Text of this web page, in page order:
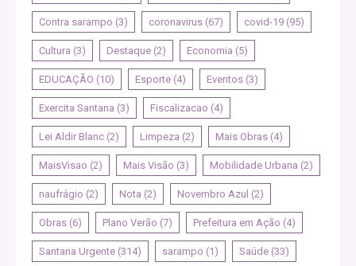
Contra sarampo (3) coronavirus (67) covid-19 (95)
Cultura (3) Destaque (2) Economia (5)
EDUCAÇÃO (10) Esporte (4) Eventos (3)
Exercita Santana (3) Fiscalizacao (4)
Lei Aldir Blanc (2) Limpeza (2) Mais Obras (4)
MaisVisao (2) Mais Visão (3) Mobilidade Urbana (2)
naufrágio (2) Nota (2) Novembro Azul (2)
Obras (6) Plano Verão (7) Prefeitura em Ação (4)
Santana Urgente (314) sarampo (1) Saúde (33)